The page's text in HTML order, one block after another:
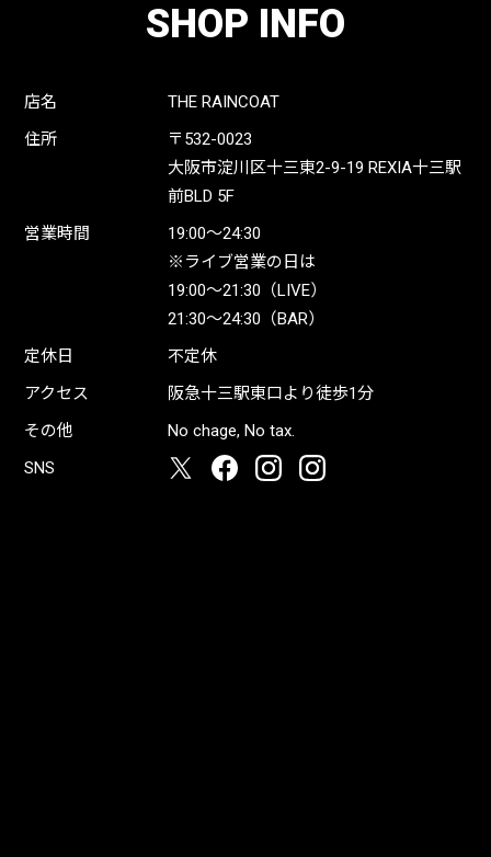
SHOP INFO
店名
THE RAINCOAT
住所
〒532-0023
大阪市淀川区十三東2-9-19 REXIA十三駅
前BLD 5F
営業時間
19:00〜24:30
※ライブ営業の日は
19:00〜21:30（LIVE）
21:30〜24:30（BAR）
定休日
不定休
アクセス
阪急十三駅東口より徒歩1分
その他
No chage, No tax.
SNS